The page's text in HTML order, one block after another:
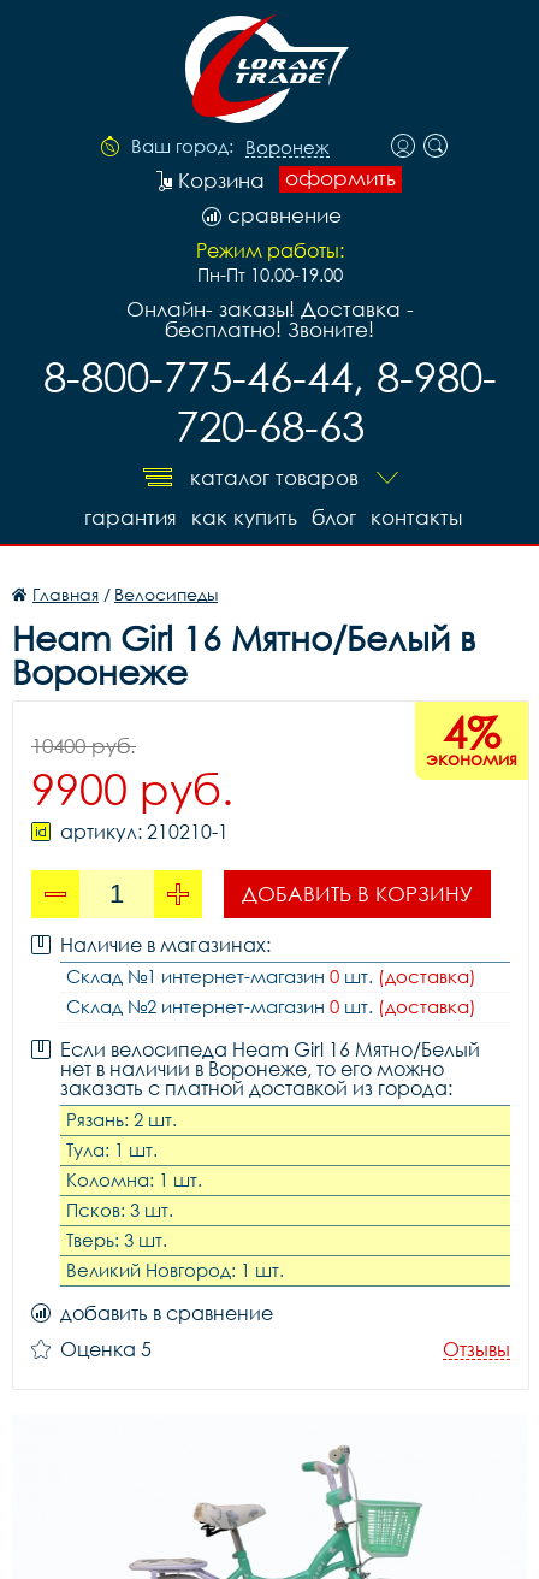
Ваш город: Воронеж
оформить
Корзина
сравнение
Режим работы:
Пн-Пт 10.00-19.00
Онлайн- заказы! Доставка -
бесплатно! Звоните!
8-800-775-46-44, 8-980-
720-68-63
каталог товаров
контакты
блог
как купить
гарантия
Главная / Велосипеды
Heam Girl 16 Мятно/Белый в
Воронеже
4%
экономия
10400 руб.
9900 руб.
артикул: 210210-1
ДОБАВИТЬ В КОРЗИНУ
Наличие в магазинах:
Склад №1 интернет-магазин 0 шт. (доставка)
Склад №2 интернет-магазин 0 шт. (доставка)
Если велосипеда Heam Girl 16 Мятно/Белый
нет в наличии в Воронеже, то его можно
заказать с платной доставкой из города:
Рязань: 2 шт.
Тула: 1 шт.
Коломна: 1 шт.
Псков: 3 шт.
Тверь: 3 шт.
Великий Новгород: 1 шт.
добавить в сравнение
Оценка 5
Отзывы